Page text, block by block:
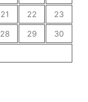
21 22
23
28 29
30